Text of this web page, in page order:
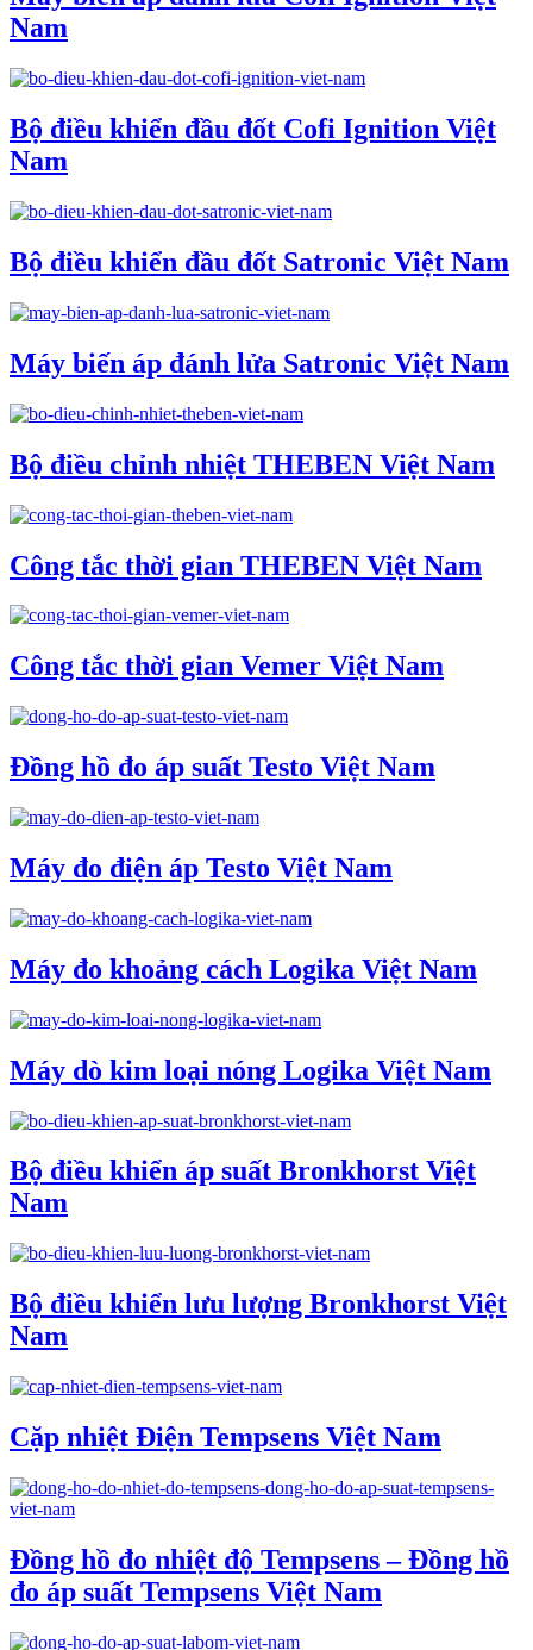
Nam
Bộ điều khiển đầu đốt Cofi Ignition Việt
Nam
Bộ điều khiển đầu đốt Satronic Việt Nam
Máy biến áp đánh lửa Satronic Việt Nam
Bộ điều chỉnh nhiệt THEBEN Việt Nam
Công tắc thời gian THEBEN Việt Nam
Công tắc thời gian Vemer Việt Nam
Đồng hồ đo áp suất Testo Việt Nam
Máy đo điện áp Testo Việt Nam
Máy đo khoảng cách Logika Việt Nam
Máy dò kim loại nóng Logika Việt Nam
Bộ điều khiển áp suất Bronkhorst Việt
Nam
Bộ điều khiển lưu lượng Bronkhorst Việt
Nam
Cặp nhiệt Điện Tempsens Việt Nam
Đồng hồ đo nhiệt độ Tempsens – Đồng hồ
đo áp suất Tempsens Việt Nam